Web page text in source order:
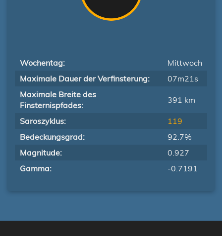
Wochentag:
Mittwoch
Maximale Dauer der Verfinsterung:
07m21s
Maximale Breite des
Finsternispfades:
391 km
Saroszyklus:
119
Bedeckungsgrad:
92.7%
Magnitude:
0.927
Gamma:
-0.7191